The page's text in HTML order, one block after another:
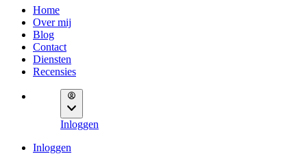
Home
Over mij
Blog
Contact
Diensten
Recensies
Inloggen
Inloggen